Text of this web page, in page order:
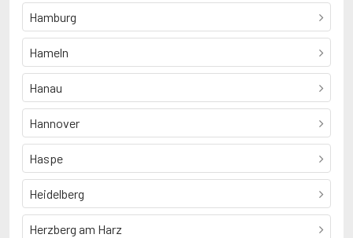
Hamburg
Hameln
Hanau
Hannover
Haspe
Heidelberg
Herzberg am Harz